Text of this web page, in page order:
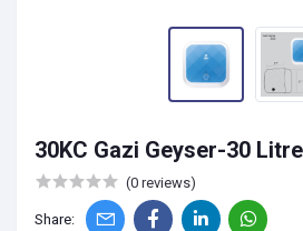
30KC Gazi Geyser-30 Litre
(0 reviews)
Share: